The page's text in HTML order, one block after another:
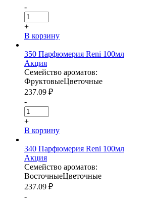
-
+
В корзину
350 Парфюмерия Reni 100мл
Акция
Семейство ароматов:
ФруктовыеЦветочные
237.09 ₽
-
+
В корзину
340 Парфюмерия Reni 100мл
Акция
Семейство ароматов:
ВосточныеЦветочные
237.09 ₽
-